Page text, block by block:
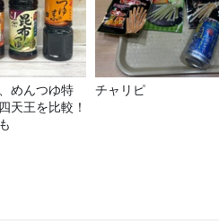
めんつゆ特
天王を比較！
チャリピ